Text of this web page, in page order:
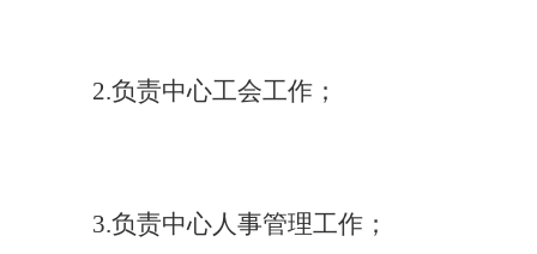
2.负责中心工会工作；
3.负责中心人事管理工作；